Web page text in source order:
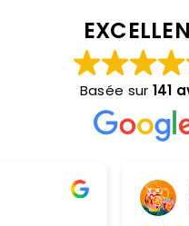
Basée sur 141
Edith Lalaurette